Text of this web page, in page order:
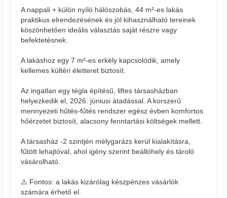
A nappali + külön nyíló hálószobás, 44 m²-es lakás
praktikus elrendezésének és jól kihasználható tereinek
köszönhetően ideális választás saját részre vagy
befektetésnek.
A lakáshoz egy 7 m²-es erkély kapcsolódik, amely
kellemes kültéri életteret biztosít.
Az ingatlan egy tégla építésű, liftes társasházban
helyezkedik el, 2026. júniusi átadással. A korszerű
mennyezeti hűtés-fűtés rendszer egész évben komfortos
hőérzetet biztosít, alacsony fenntartási költségek mellett.
A társasház -2 szintjén mélygarázs kerül kialakításra,
fűtött lehajtóval, ahol igény szerint beállóhely és tároló
vásárolható.
⚠️ Fontos: a lakás kizárólag készpénzes vásárlók
számára érhető el.